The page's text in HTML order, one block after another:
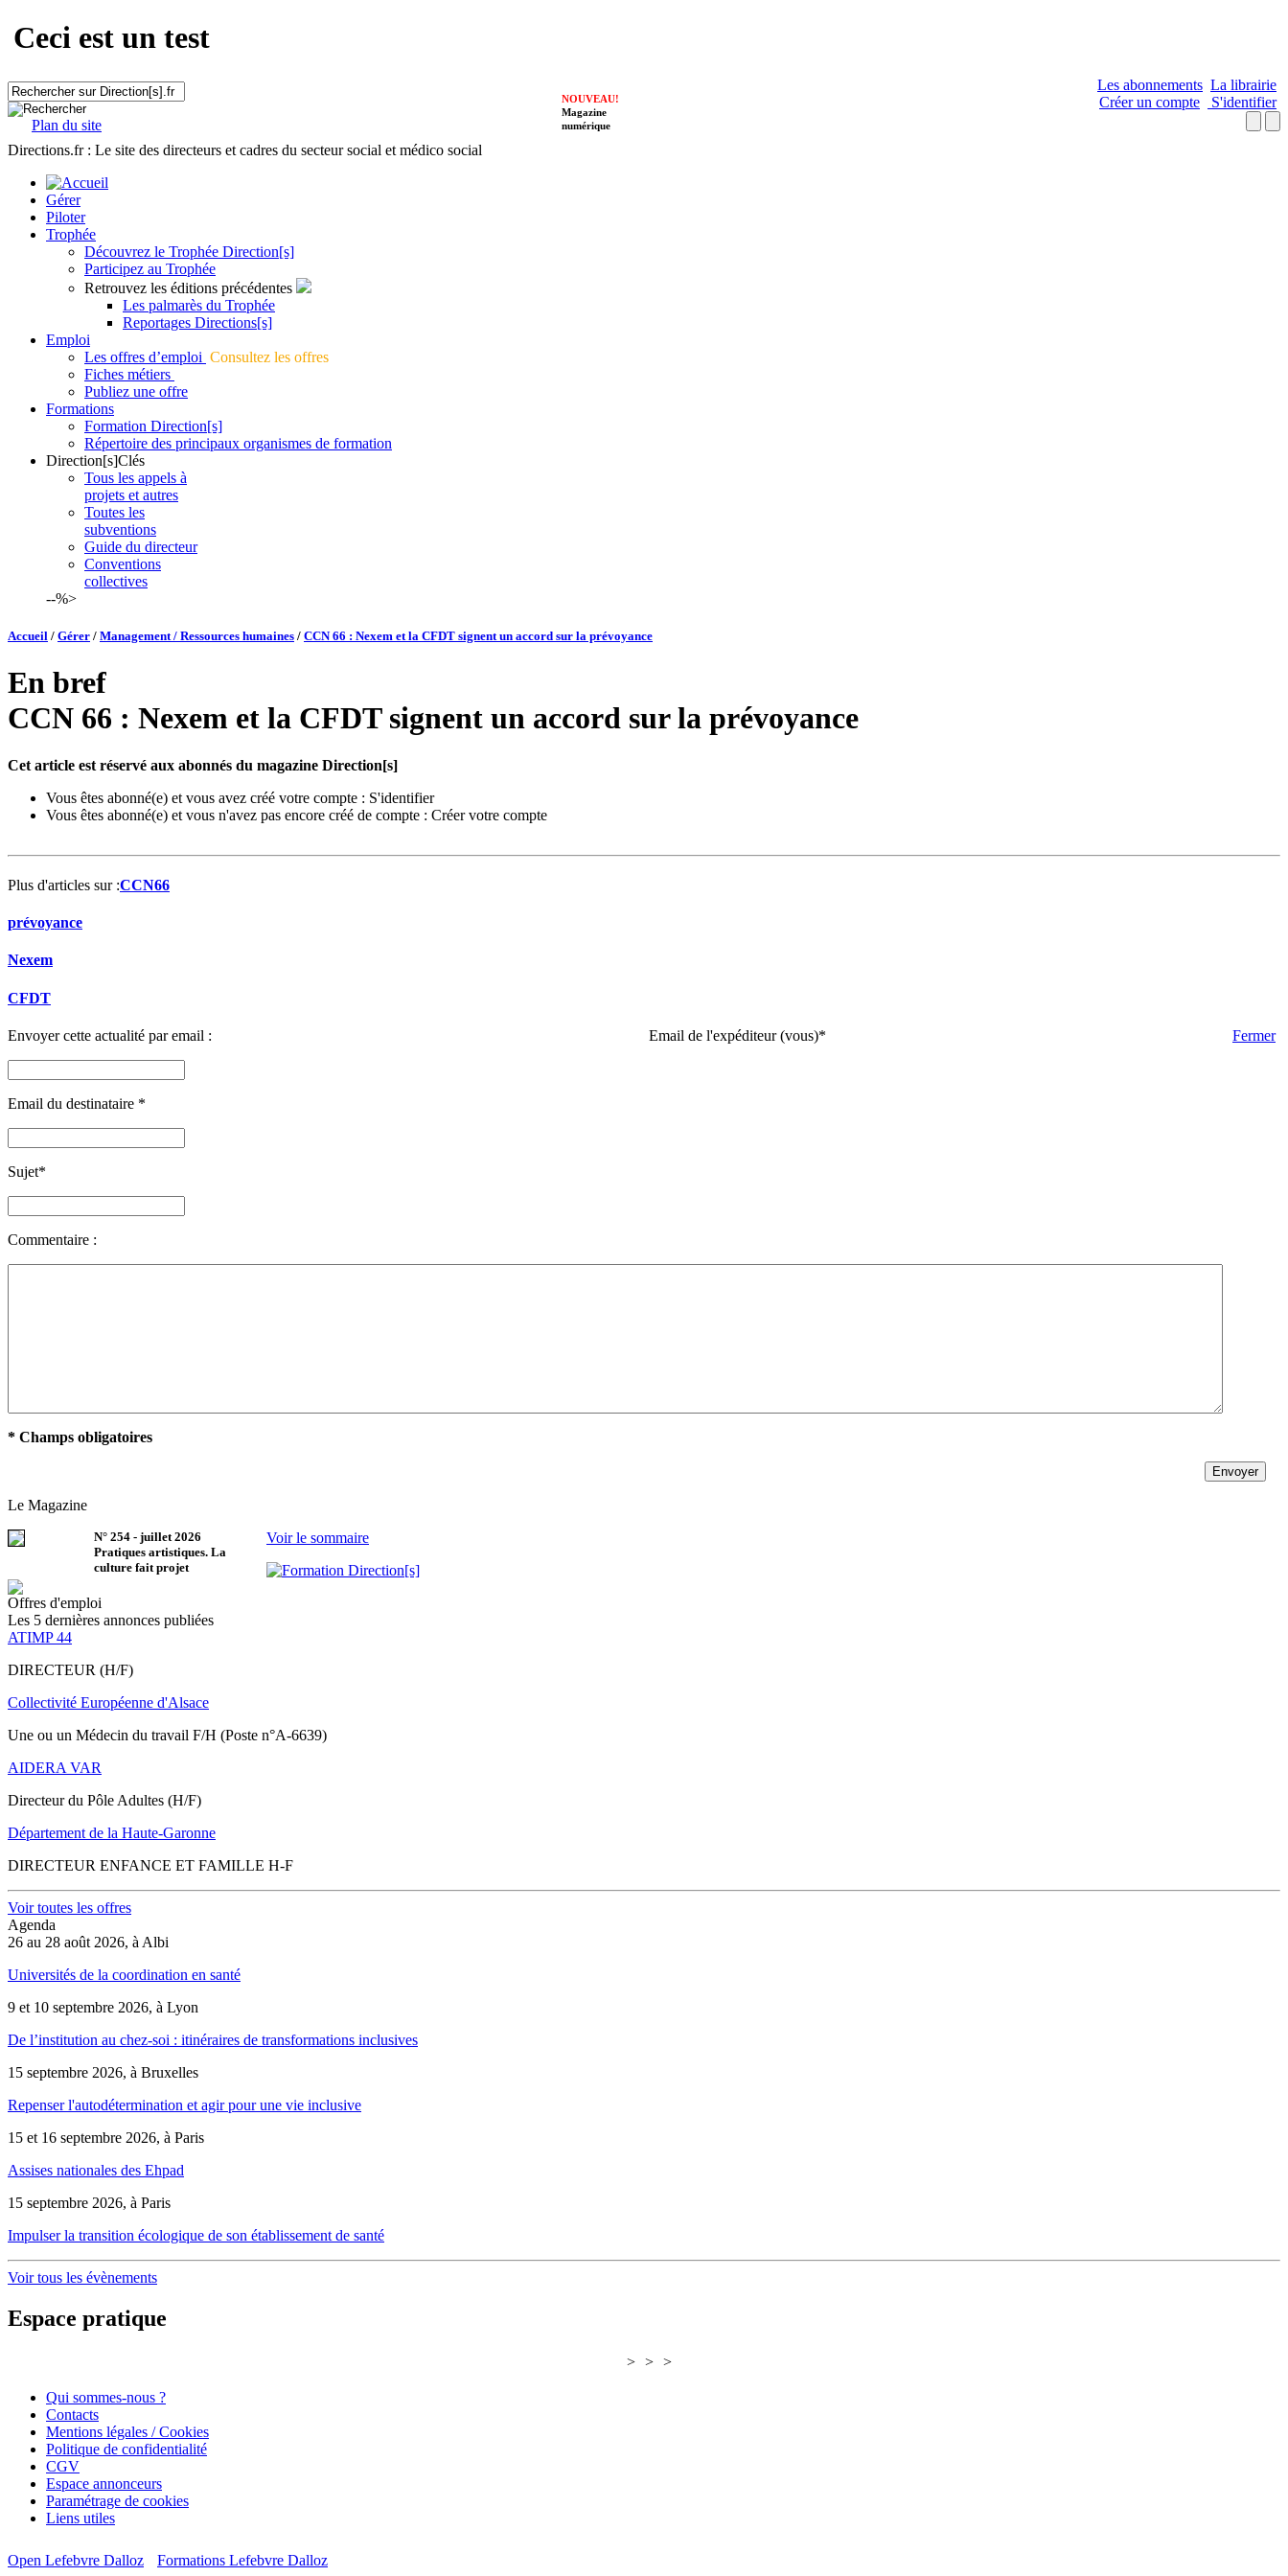
Ceci est un test
Plan du site
Les abonnements La librairie
Créer un compte
S'identifier
NOUVEAU!
Magazine
numérique
Directions.fr : Le site des directeurs et cadres du secteur social et médico social
Gérer
Piloter
Trophée
Découvrez le Trophée Direction[s]
Participez au Trophée
Retrouvez les éditions précédentes
Les palmarès du Trophée
Reportages Directions[s]
Emploi
Les offres d’emploi Consultez les offres
Fiches métiers
Publiez une offre
Formations
Formation Direction[s]
Répertoire des principaux organismes de formation
Direction[s]Clés
Tous les appels à
projets et autres
Toutes les
subventions
Guide du directeur
Conventions
collectives
--%>
Accueil / Gérer / Management / Ressources humaines / CCN 66 : Nexem et la CFDT signent un accord sur la prévoyance
En bref
CCN 66 : Nexem et la CFDT signent un accord sur la prévoyance
Cet article est réservé aux abonnés du magazine Direction[s]
Vous êtes abonné(e) et vous avez créé votre compte : S'identifier
Vous êtes abonné(e) et vous n'avez pas encore créé de compte : Créer votre compte
Plus d'articles sur :CCN66
prévoyance
Nexem
CFDT
Envoyer cette actualité par email : Fermer
Email de l'expéditeur (vous)*
Email du destinataire *
Sujet*
Commentaire :
* Champs obligatoires
Le Magazine
N° 254 - juillet 2026
Pratiques artistiques. La
culture fait projet
Voir le sommaire
Offres d'emploi
Les 5 dernières annonces publiées
ATIMP 44
DIRECTEUR (H/F)
Collectivité Européenne d'Alsace
Une ou un Médecin du travail F/H (Poste n°A-6639)
AIDERA VAR
Directeur du Pôle Adultes (H/F)
Département de la Haute-Garonne
DIRECTEUR ENFANCE ET FAMILLE H-F
Voir toutes les offres
Agenda
26 au 28 août 2026, à Albi
Universités de la coordination en santé
9 et 10 septembre 2026, à Lyon
De l’institution au chez-soi : itinéraires de transformations inclusives
15 septembre 2026, à Bruxelles
Repenser l'autodétermination et agir pour une vie inclusive
15 et 16 septembre 2026, à Paris
Assises nationales des Ehpad
15 septembre 2026, à Paris
Impulser la transition écologique de son établissement de santé
Voir tous les évènements
Espace pratique
> > >
Qui sommes-nous ?
Contacts
Mentions légales / Cookies
Politique de confidentialité
CGV
Espace annonceurs
Paramétrage de cookies
Liens utiles
Open Lefebvre Dalloz Formations Lefebvre Dalloz